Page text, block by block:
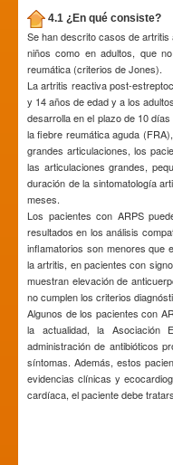
4.1 ¿En qué consiste?
Se han descrito casos de
niños como en adultos, que
reumática (criterios de Jones).
La artritis reactiva post-
y 14 años de edad y a los
desarrolla en el plazo de 10
la fiebre reumática aguda
grandes articulaciones, los
las articulaciones grandes,
duración de la sintomatología
meses.
Los pacientes con ARPS
resultados en los análisis
inflamatorios son menores que
la artritis, en pacientes con
muestran elevación de
no cumplen los criterios
Algunos de los pacientes con
la actualidad, la Asociación
administración de antibióticos
síntomas. Además, estos
evidencias clínicas y
cardíaca, el paciente debe